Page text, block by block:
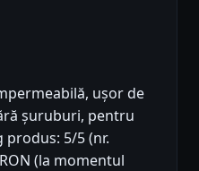
ușor de
șuruburi, pentru
produs: 5/5 (nr.
(la momentul